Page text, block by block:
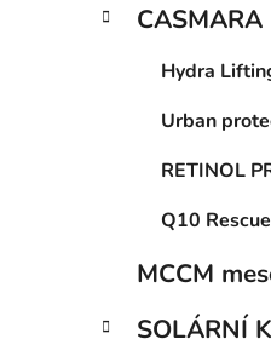
e
CASMARA
Hydra
Urban
RETINOL
Q10 Rescue
MCCM
SOLÁRNÍ